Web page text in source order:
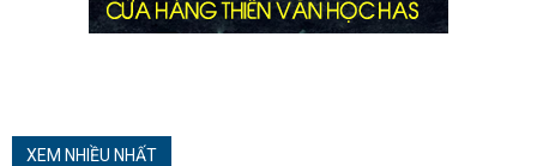
XEM NHIỀU NHẤT